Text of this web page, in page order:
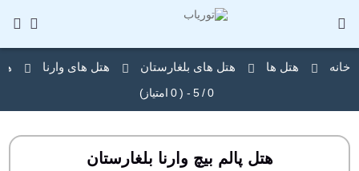
خانه هتل ها هتل های بلغارستان هتل های وارنا
0
/
5
- (
0 امتیاز)
هتل پالم بیچ وارنا بلغارستان